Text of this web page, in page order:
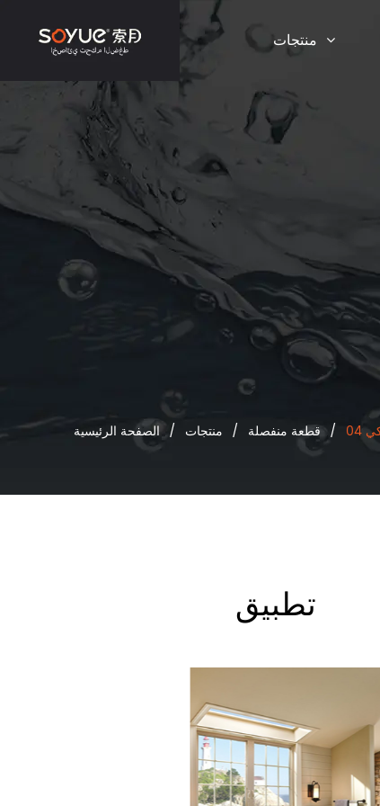
منتجات
الصفحة الرئيسية / منتجات / قطعة منفصلة /
تطبيق